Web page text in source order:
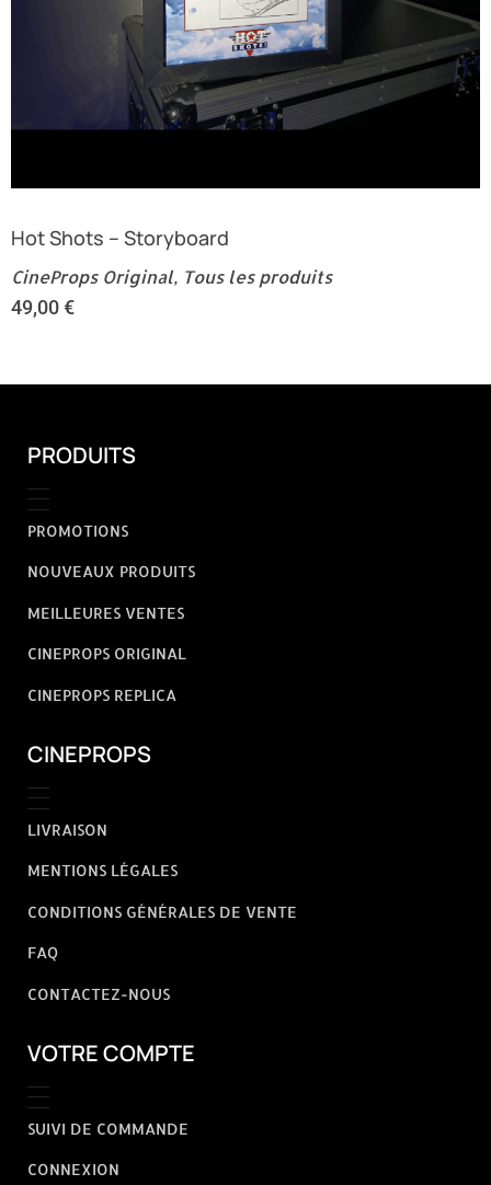
Hot Shots – Storyboard
CineProps Original, Tous les produits
49,00€
PRODUITS
PROMOTIONS
NOUVEAUX PRODUITS
MEILLEURES VENTES
CINEPROPS ORIGINAL
CINEPROPS REPLICA
CINEPROPS
LIVRAISON
MENTIONS LÉGALES
CONDITIONS GÉNÉRALES DE VENTE
FAQ
CONTACTEZ-NOUS
VOTRE COMPTE
SUIVI DE COMMANDE
CONNEXION